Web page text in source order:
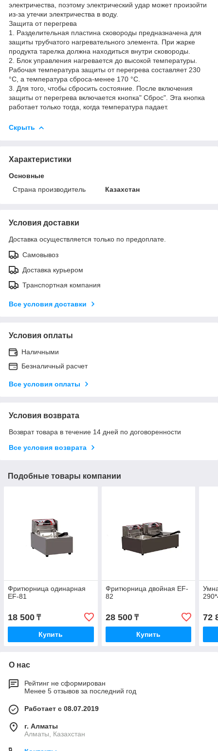
электричества, поэтому электрический удар может произойти
из-за утечки электричества в воду.
Защита от перегрева
1. Разделительная пластина сковороды предназначена для
защиты трубчатого нагревательного элемента. При жарке
продукта тарелка должна находиться внутри сковороды.
2. Блок управления нагревается до высокой температуры.
Рабочая температура защиты от перегрева составляет 230
°C, а температура сброса-менее 170 °C.
3. Для того, чтобы сбросить состояние. После включения
защиты от перегрева включается кнопка" Сброс". Эта кнопка
работает только тогда, когда температура падает.
Скрыть
Характеристики
Основные
Страна производитель
Казахстан
Условия доставки
Доставка осуществляется только по предоплате.
Самовывоз
Доставка курьером
Транспортная компания
Все условия доставки
Условия оплаты
Наличными
Безналичный расчет
Все условия оплаты
Условия возврата
Возврат товара в течение 14 дней по договоренности
Все условия возврата
Подобные товары компании
Фритюрница одинарная
EF-81
18 500 ₸
Купить
Фритюрница двойная EF-
82
28 500₸
Купить
72
О нас
Рейтинг не сформирован
Менее 5 отзывов за последний год
Работает с 08.07.2019
г. Алматы
Алматы, Казахстан